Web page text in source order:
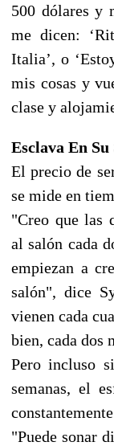
500 dólares y
me dicen:
Italia’, o
mis cosas y
clase y
Esclava En Su
El precio de
se mide en
"Creo que las
al salón cada
empiezan a
salón", dice
vienen cada
bien, cada dos
Pero incluso
semanas, el
"Puede sonar